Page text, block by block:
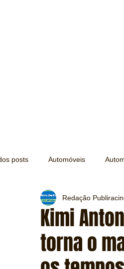
posts Automóveis
Turismo Lazer
Mecânica e Peças Segurança
Kimi
torna o
Redação